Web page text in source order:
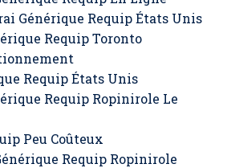
Générique Requip États Unis
Requip Toronto
Requip États Unis
Requip Ropinirole Le
Peu Coûteux
Requip Ropinirole